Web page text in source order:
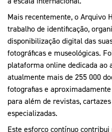
Mais recentemente, o Arquivo
trabalho de identificação,
disponibilização digital das
fotográficas e museológicas.
plataforma online dedicada ao
atualmente mais de 255 000
fotografias e
para além de revistas,
especializadas.
Este esforço contínuo